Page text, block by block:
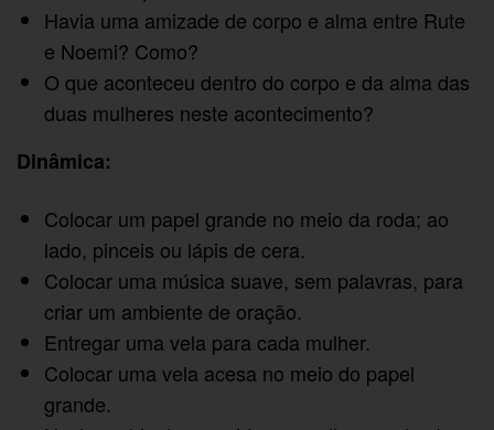
Havia uma amizade de corpo e alma entre Rute
e Noemi? Como?
O que aconteceu dentro do corpo e da alma das
duas mulheres neste acontecimento?
Dinâmica:
Colocar um papel grande no meio da roda; ao
lado, pinceis ou lápis de cera.
Colocar uma música suave, sem palavras, para
criar um ambiente de oração.
Entregar uma vela para cada mulher.
Colocar uma vela acesa no meio do papel
grande.